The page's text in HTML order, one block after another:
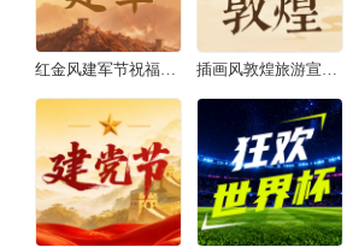
红金风建军节祝福宣传公众号推送小图